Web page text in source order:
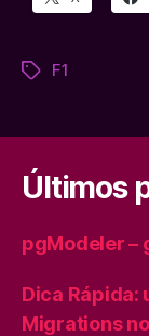
TagsF1
Últimos
pgModeler –
Dica Rápida:
Migrations